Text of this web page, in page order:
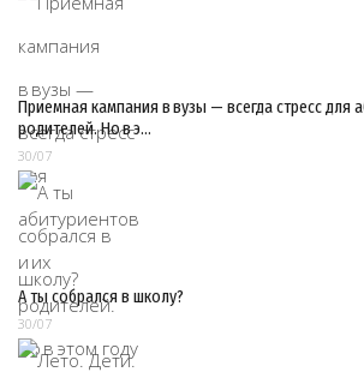
Приемная кампания в вузы — всегда стресс для
родителей. Но в э…
30/07
А ты собрался в школу?
30/07